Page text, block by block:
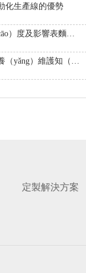
化生產線的優勢
機器加工表麵粗糙（cāo）度及影響表麵粗糙度的因素
數控車床加工核心保養（yǎng）維護知（zhī）識
定製解決方案